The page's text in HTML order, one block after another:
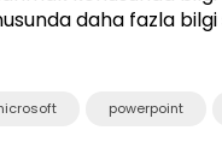
daha fazla
powerpoint